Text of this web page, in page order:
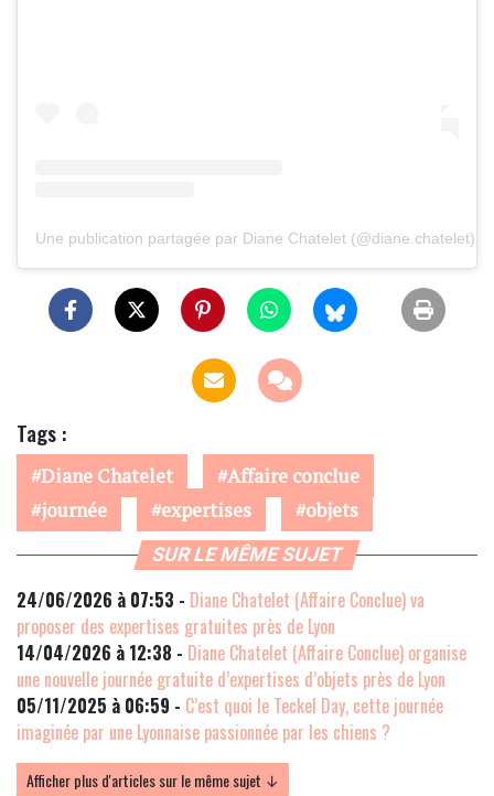
Une publication partagée par Diane Chatelet (@diane.chatelet)
Tags :
Diane Chatelet
Affaire conclue
journée
expertises objets
SUR LE MÊME SUJET
24/06/2026 à 07:53 - Diane Chatelet (Affaire Conclue) va
proposer des expertises gratuites près de Lyon
14/04/2026 à 12:38 - Diane Chatelet (Affaire Conclue) organise
une nouvelle journée gratuite d’expertises d’objets près de Lyon
05/11/2025 à 06:59 - C’est quoi le Teckel Day, cette journée
imaginée par une Lyonnaise passionnée par les chiens ?
Afficher plus d'articles sur le même sujet ↓